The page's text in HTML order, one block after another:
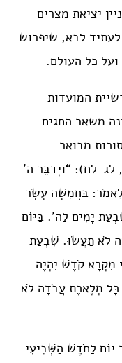
יציאת מצרים
לבא, שיפרוש
כל העולם.
המועדות
משאר החגים
מבואר
לח): “וַיְדַבֵּר ה’
בַּחֲמִשָּׁה עָשָׂר
יָמִים לַה’. בַּיּוֹם
לֹא תַעֲשׂוּ. שִׁבְעַת
מִקְרָא קֹדֶשׁ יִהְיֶה
מְלֶאכֶת עֲבֹדָה לֹא
לַחֹדֶשׁ הַשְּׁבִיעִי